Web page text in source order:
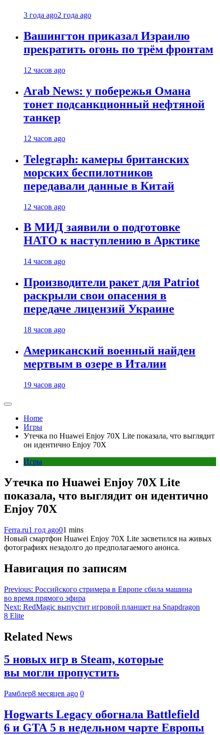
3 года ago2 года ago
Вашингтон приказал Израилю
прекратить огонь по трём фронтам
12 часов ago
Arab News: у побережья Омана
тонет подсанкционный нефтяной
танкер
12 часов ago
Telegraph: камеры британских
морских беспилотников
передавали данные в Китай
12 часов ago
В МИД заявили о подготовке
НАТО к наступлению в Арктике
14 часов ago
Производители ракет для Patriot
раскрыли свои опасения в
передаче лицензий Украине
18 часов ago
Американский военный найден
мертвым в озере в Италии
19 часов ago
Home
Игры
Утечка по Huawei Enjoy 70X Lite показала, что выглядит
он идентично Enjoy 70X
Игры
Утечка по Huawei Enjoy 70X Lite
показала, что выглядит он идентично
Enjoy 70X
Ferra.ru1 год ago01 mins
Новый смартфон Huawei Enjoy 70X Lite засветился на живых
фотографиях незадолго до предполагаемого анонса.
Навигация по записям
Previous: Российского стримера в Европе сбила машина
во время прямого эфира
Next: RedMagic выпустит игровой планшет на Snapdragon
8 Elite
Related News
5 новых игр в Steam, которые
вы могли пропустить
Рамблер8 месяцев ago 0
Hogwarts Legacy обогнала Battlefield
6 и GTA 5 в недельном чарте Европы